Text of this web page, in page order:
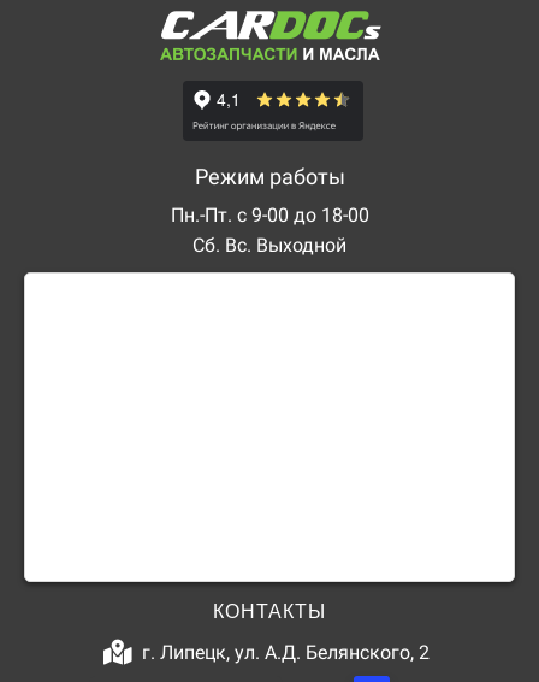
Режим работы
Пн.-Пт. с 9-00 до 18-00
Сб. Вс. Выходной
КОНТАКТЫ
г. Липецк, ул. А.Д. Белянского, 2